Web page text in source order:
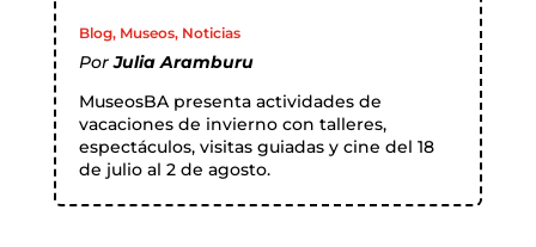
Blog, Museos, Noticias
PorJulia Aramburu
MuseosBA presenta actividades de
vacaciones de invierno con talleres,
espectáculos, visitas guiadas y cine del 18
de julio al 2 de agosto.